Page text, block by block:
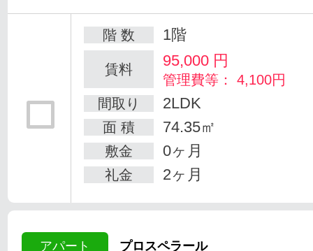
階 数 1階
賃料 95,000 円
管理費等： 4,100円
間取り
2LDK
面 積 74.35㎡
敷金 0ヶ月
礼金 2ヶ月
アパート プロスペラール